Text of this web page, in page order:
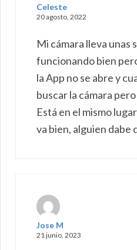
Celeste
20 agosto, 2022
Mi cámara lleva unas
funcionando bien
la App no se abre y
buscar la cámara
Está en el mismo
va bien, alguien dabe
Jose M
21 junio, 2023